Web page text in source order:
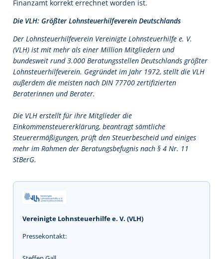
Finanzamt korrekt errechnet worden ist.
Die VLH: Größter Lohnsteuerhilfeverein Deutschlands
Der Lohnsteuerhilfeverein Vereinigte Lohnsteuerhilfe e. V.
(VLH) ist mit mehr als einer Million Mitgliedern und
bundesweit rund 3.000 Beratungsstellen Deutschlands größter
Lohnsteuerhilfeverein. Gegründet im Jahr 1972, stellt die VLH
außerdem die meisten nach DIN 77700 zertifizierten
Beraterinnen und Berater.
Die VLH erstellt für ihre Mitglieder die
Einkommensteuererklärung, beantragt sämtliche
Steuerermäßigungen, prüft den Steuerbescheid und einiges
mehr im Rahmen der Beratungsbefugnis nach § 4 Nr. 11
StBerG.
Vereinigte Lohnsteuerhilfe e. V. (VLH)
Pressekontakt: